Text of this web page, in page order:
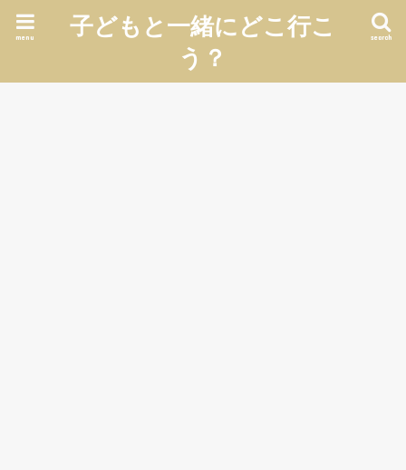
子どもと一緒にどこ行こ
う？
search
menu